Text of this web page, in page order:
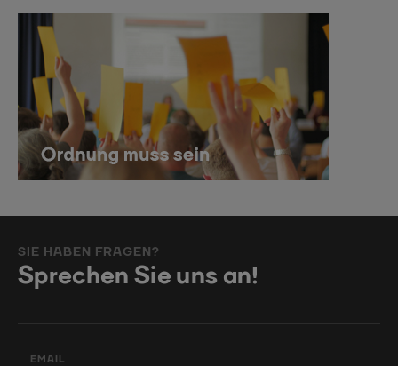
SIE HABEN FRAGEN?
Sprechen Sie uns an!
EMAIL